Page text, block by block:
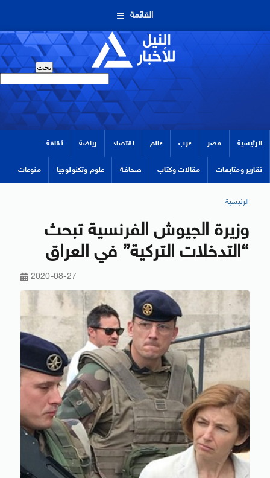
القائمة
الرئيسية مصر عرب عالم اقتصاد رياضة ثقافة
تقارير ومتابعات مقالات وكتاب صحافة علوم وتكنولوجيا منوعات
الرئيسية
وزيرة الجيوش الفرنسية تبحث
“التدخلات التركية” في العراق
2020-08-27